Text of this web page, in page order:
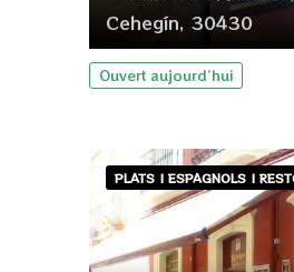
Cehegín, 30430
Ouvert aujourd’hui
PLATS | ESPAGNOLS |